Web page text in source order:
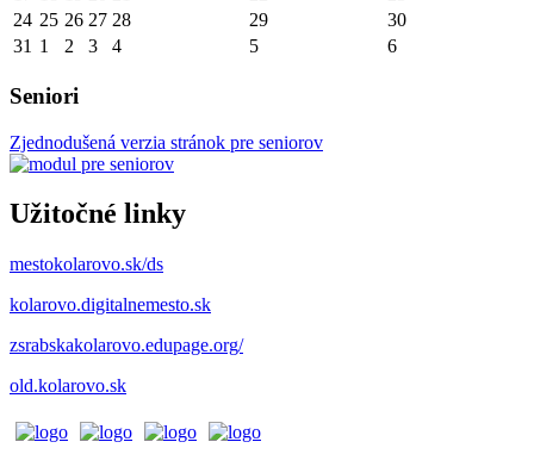
24 25 26 27 28 29
30
31 1 2 3 4 5 6
Seniori
Zjednodušená verzia stránok pre seniorov
Užitočné linky
mestokolarovo.sk/ds
kolarovo.digitalnemesto.sk
zsrabskakolarovo.edupage.org/
old.kolarovo.sk